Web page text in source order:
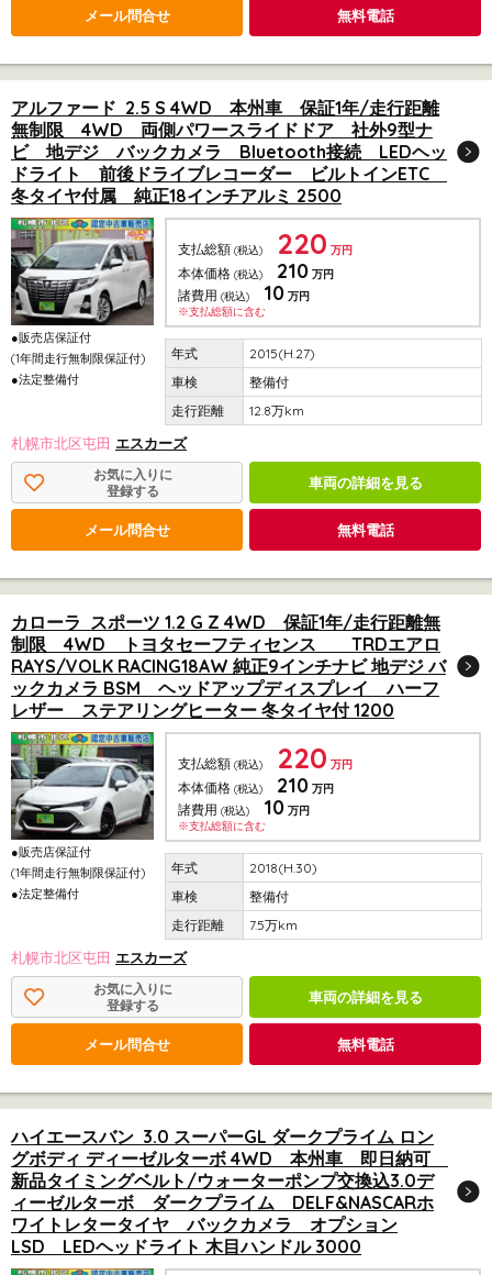
メール問合せ 無料電話
アルファード 2.5 S 4WD 本州車 保証1年/走行距離
無制限 4WD 両側パワースライドドア 社外9型ナ
ビ 地デジ バックカメラ Bluetooth接続 LEDヘッ
ドライト 前後ドライブレコーダー ビルトインETC
冬タイヤ付属 純正18インチアルミ 2500
●販売店保証付
(1年間走行無制限保証付)
●法定整備付
支払総額 (税込) 220 万円
本体価格 (税込) 210 万円
諸費用 (税込) 10 万円
※支払総額に含む
2015(H.27)
整備付
12.8万km
札幌市北区屯田 エスカーズ
お気に入りに
登録する
車両の詳細を見る
メール問合せ 無料電話
カローラ スポーツ 1.2 G Z 4WD 保証1年/走行距離無
制限 4WD トヨタセーフティセンス TRDエアロ
RAYS/VOLK RACING18AW 純正9インチナビ 地デジ バ
ックカメラ BSM ヘッドアップディスプレイ ハーフ
レザー ステアリングヒーター 冬タイヤ付 1200
●販売店保証付
(1年間走行無制限保証付)
●法定整備付
支払総額 (税込) 220 万円
本体価格 (税込) 210 万円
諸費用 (税込) 10 万円
※支払総額に含む
2018(H.30)
整備付
7.5万km
札幌市北区屯田 エスカーズ
お気に入りに
登録する
車両の詳細を見る
メール問合せ 無料電話
ハイエースバン 3.0 スーパーGL ダークプライム ロン
グボディ ディーゼルターボ 4WD 本州車 即日納可
新品タイミングベルト/ウォーターポンプ交換込3.0デ
ィーゼルターボ ダークプライム DELF&NASCARホ
ワイトレタータイヤ バックカメラ オプション
LSD LEDヘッドライト 木目ハンドル 3000